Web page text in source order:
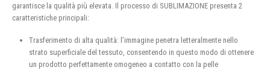
garantisce la qualità più elevata. Il processo di SUBLIMAZIONE presenta 2
caratteristiche principali:
Trasferimento di alta qualità: l’immagine penetra letteralmente nello
strato superficiale del tessuto, consentendo in questo modo di ottenere
un prodotto perfettamente omogeneo a contatto con la pelle